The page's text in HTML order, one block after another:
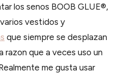
los senos BOOB GLUE®,
vestidos y
que siempre se desplazan
razon que a veces uso un
me gusta usar